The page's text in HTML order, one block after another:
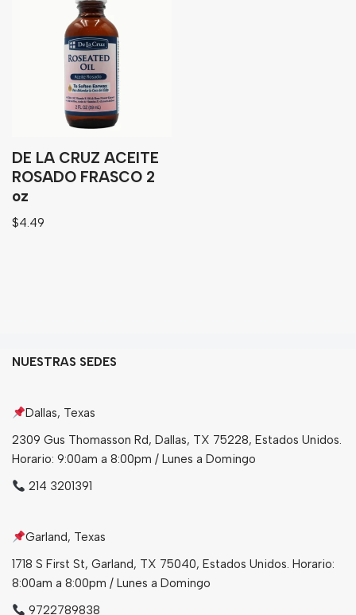
Básicos de Cocina
Edulcorante
Enlatados
Sopas
Atoles
Golosinas
Bebidas
Tés
DE LA CRUZ ACEITE
ROSADO FRASCO 2
oz
$4.49
NUESTRAS SEDES
Dallas, Texas
2309 Gus Thomasson Rd, Dallas, TX 75228, Estados Unidos.
Horario: 9:00am a 8:00pm / Lunes a Domingo
214 3201391
Garland, Texas
1718 S First St, Garland, TX 75040, Estados Unidos. Horario:
8:00am a 8:00pm / Lunes a Domingo
9722789838